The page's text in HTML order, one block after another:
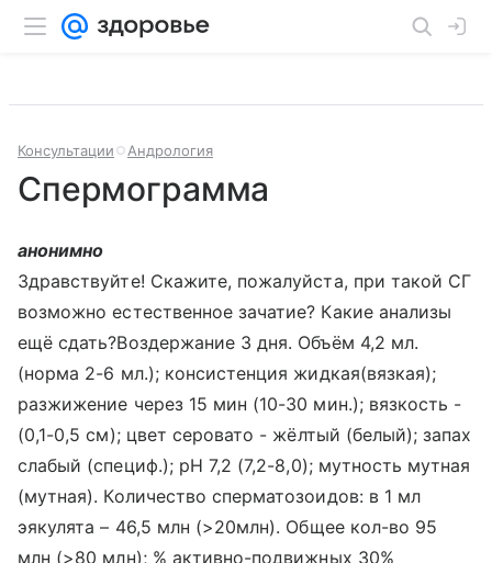
Консультации Андрология
Спермограмма
анонимно
Здравствуйте! Скажите, пожалуйста, при такой СГ
возможно естественное зачатие? Какие анализы
ещё сдать?Воздержание 3 дня. Объём 4,2 мл.
(норма 2-6 мл.); консистенция жидкая(вязкая);
разжижение через 15 мин (10-30 мин.); вязкость -
(0,1-0,5 см); цвет серовато - жёлтый (белый); запах
слабый (специф.); рН 7,2 (7,2-8,0); мутность мутная
(мутная). Количество сперматозоидов: в 1 мл
эякулята – 46,5 млн (>20млн). Общее кол-во 95
млн (>80 млн); % активно-подвижных 30%